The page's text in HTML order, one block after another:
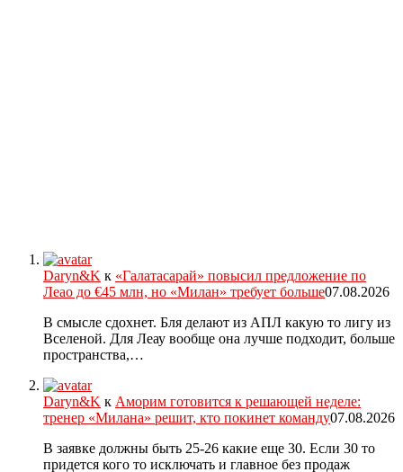
Daryn&K к «Галатасарай» повысил предложение по
Леао до €45 млн, но «Милан» требует больше07.08.2026
В смысле сдохнет. Бля делают из АПЛ какую то лигу из
Вселеной. Для Леау вообще она лучше подходит, больше
пространства,…
Daryn&K к Аморим готовится к решающей неделе:
тренер «Милана» решит, кто покинет команду07.08.2026
В заявке должны быть 25-26 какие еще 30. Если 30 то
придется кого то исключать и главное без продаж